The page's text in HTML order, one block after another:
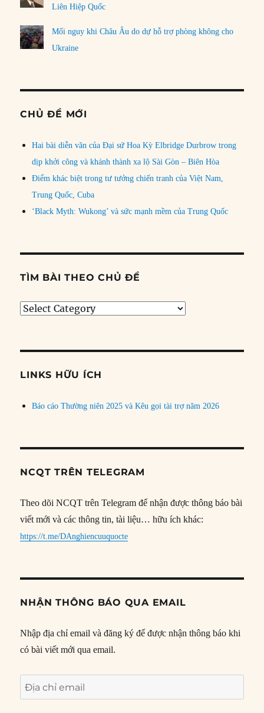
Liên Hiệp Quốc
Mối nguy khi Châu Âu do dự hỗ trợ phòng không cho
Ukraine
CHỦ ĐỀ MỚI
Hai bài diễn văn của Đại sứ Hoa Kỳ Elbridge Durbrow trong
dịp khởi công và khánh thành xa lộ Sài Gòn – Biên Hòa
Điểm khác biệt trong tư tưởng chiến tranh của Việt Nam,
Trung Quốc, Cuba
‘Black Myth: Wukong’ và sức mạnh mềm của Trung Quốc
TÌM BÀI THEO CHỦ ĐỀ
Tìm
đề
LINKS HỮU ÍCH
Báo cáo Thường niên 2025 và Kêu gọi tài trợ năm 2026
NCQT TRÊN TELEGRAM
Theo dõi NCQT trên Telegram để nhận được thông báo bài
viết mới và các thông tin, tài liệu… hữu ích khác:
https://t.me/DAnghiencuuquocte
NHẬN THÔNG BÁO QUA EMAIL
Nhập địa chỉ email và đăng ký để được nhận thông báo khi
có bài viết mới qua email.
Địa
chỉ